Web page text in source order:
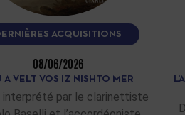
ACQUISITIONS
08/06/2026
A VELT VOS IZ NISHTO MER
interprété par le clarinettiste